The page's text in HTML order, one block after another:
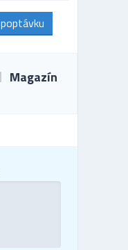
poptávku
Magazín